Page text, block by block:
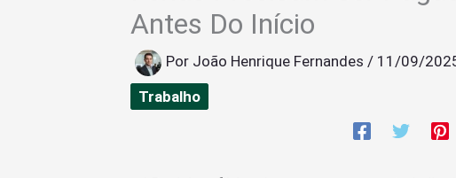
Antes Do Início
Por João Henrique Fernandes / 11/09/
Trabalho